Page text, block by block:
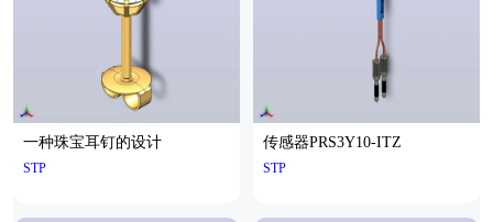
一种珠宝耳钉的设计
STP
传感器PRS3Y10-ITZ
STP